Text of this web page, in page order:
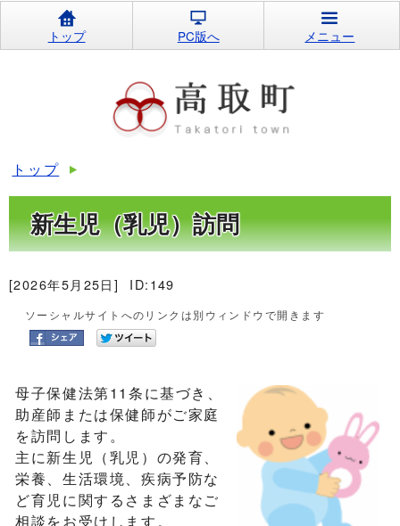
トップ PC版へ メニュー
トップ
新生児（乳児）訪問
[2026年5月25日] ID:149
ソーシャルサイトへのリンクは別ウィンドウで開きます
母子保健法第11条に基づき、
助産師または保健師がご家庭
を訪問します。
主に新生児（乳児）の発育、
栄養、生活環境、疾病予防な
ど育児に関するさまざまなご
相談をお受けします。